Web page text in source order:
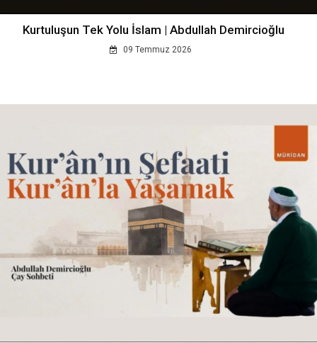
Kurtuluşun Tek Yolu İslam | Abdullah Demircioğlu
09 Temmuz 2026